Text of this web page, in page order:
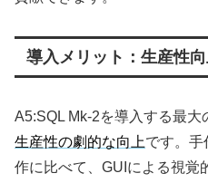
導入メリット：生産性
A5:SQL Mk-2を導入する最
生産性の劇的な向上です。手
作に比べて、GUIによる視覚